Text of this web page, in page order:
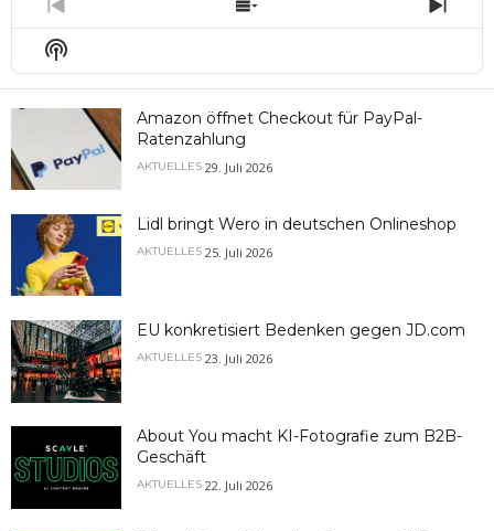
Previous
Episode
Show
Episodes
Next
Show
Podcast
Information
Amazon öffnet Checkout für PayPal-
Ratenzahlung
AKTUELLES 29. Juli 2026
Lidl bringt Wero in deutschen Onlineshop
AKTUELLES 25. Juli 2026
EU konkretisiert Bedenken gegen JD.com
AKTUELLES 23. Juli 2026
About You macht KI-Fotografie zum B2B-
Geschäft
AKTUELLES 22. Juli 2026